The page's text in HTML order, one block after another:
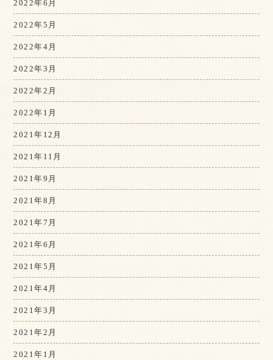
2022年6月
2022年5月
2022年4月
2022年3月
2022年2月
2022年1月
2021年12月
2021年11月
2021年9月
2021年8月
2021年7月
2021年6月
2021年5月
2021年4月
2021年3月
2021年2月
2021年1月